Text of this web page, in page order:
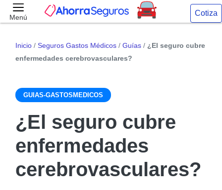
Menú Cotiza
Inicio / Seguros Gastos Médicos / Guías / ¿El seguro cubre
enfermedades cerebrovasculares?
GUIAS-GASTOSMEDICOS
¿El seguro cubre
enfermedades
cerebrovasculares?